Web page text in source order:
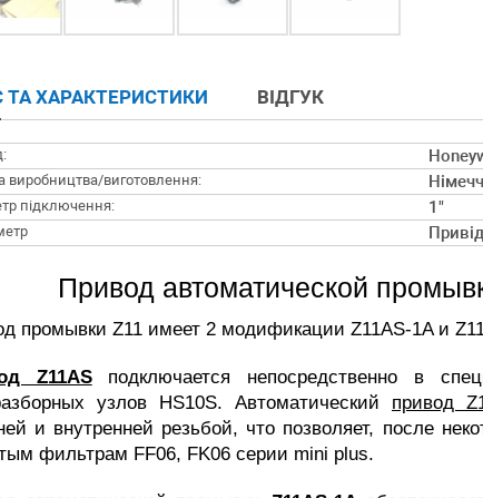
ТА ХАРАКТЕРИСТИКИ ВІДГУК
виробництва/виготовлення:
підключення: 1"
Привід
Привод автоматической
промывки Z11 имеет 2 модификации Z11AS-1A и
Z11ASподключается непосредственно в
узлов HS10S. Автоматический привод
и внутренней резьбой, что позволяет, после
фильтрам FF06, FK06 серии mini plus.